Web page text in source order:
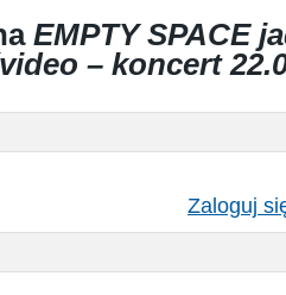
EMPTY SPACE
– koncert
Zaloguj